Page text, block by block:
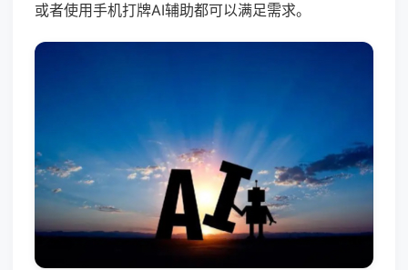
或者使用手机打牌AI辅助都可以满足需求。